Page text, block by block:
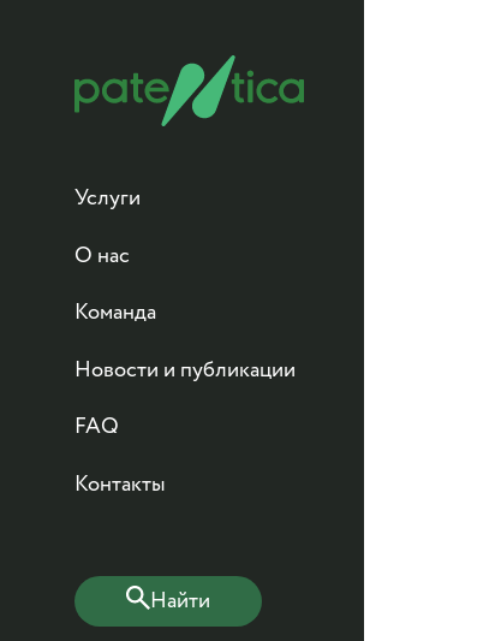
Услуги
О нас
Команда
Новости и публикации
FAQ
Контакты
Найти